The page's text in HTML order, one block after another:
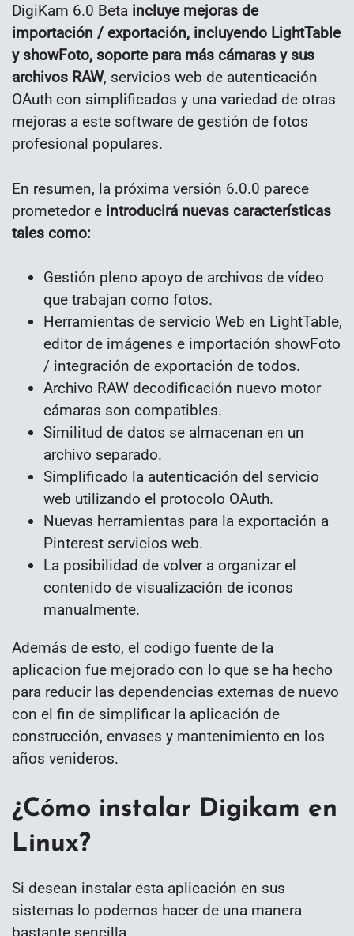
DigiKam 6.0 Beta incluye mejoras de
importación / exportación, incluyendo LightTable
y showFoto, soporte para más cámaras y sus
archivos RAW, servicios web de autenticación
OAuth con simplificados y una variedad de otras
mejoras a este software de gestión de fotos
profesional populares.
En resumen, la próxima versión 6.0.0 parece
prometedor e introducirá nuevas características
tales como:
Gestión pleno apoyo de archivos de vídeo
que trabajan como fotos.
Herramientas de servicio Web en LightTable,
editor de imágenes e importación showFoto
/ integración de exportación de todos.
Archivo RAW decodificación nuevo motor
cámaras son compatibles.
Similitud de datos se almacenan en un
archivo separado.
Simplificado la autenticación del servicio
web utilizando el protocolo OAuth.
Nuevas herramientas para la exportación a
Pinterest servicios web.
La posibilidad de volver a organizar el
contenido de visualización de iconos
manualmente.
Además de esto, el codigo fuente de la
aplicacion fue mejorado con lo que se ha hecho
para reducir las dependencias externas de nuevo
con el fin de simplificar la aplicación de
construcción, envases y mantenimiento en los
años venideros.
¿Cómo instalar Digikam en
Linux?
Si desean instalar esta aplicación en sus
sistemas lo podemos hacer de una manera
bastante sencilla.